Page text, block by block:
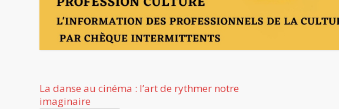
La danse au cinéma : l’art de rythmer notre
imaginaire